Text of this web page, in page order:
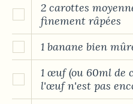
2 carottes
finement râpées
1 banane bien
1 œuf (ou 60ml de
l'œuf n'est pas